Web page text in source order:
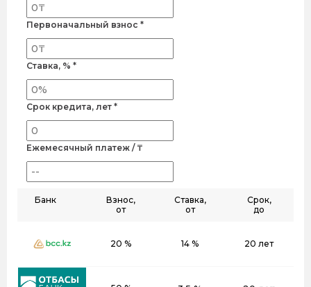
Первоначальный взнос *
Ставка, % *
Срок кредита, лет *
Ежемесячный платеж / ₸
Банк
Взнос,
от
Ставка,
от
Срок,
до
20 % 14 % 20 лет